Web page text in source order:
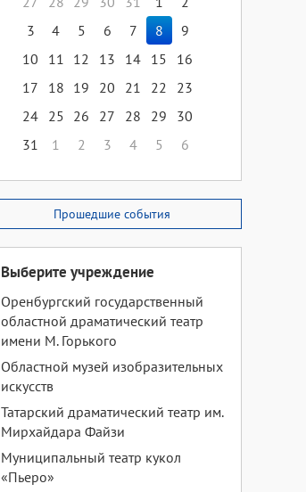
3
4 5 6 7 8
9
10
11 12 13 14 15
16
17
18 19 20 21 22
23
24 25 26 27 28 29
30
31
1 2 3 4 5 6
Прошедшие события
Выберите учреждение
Оренбургский государственный
областной драматический театр
имени М. Горького
Областной музей изобразительных
искусств
Татарский драматический театр им.
Мирхайдара Файзи
Муниципальный театр кукол
«Пьеро»